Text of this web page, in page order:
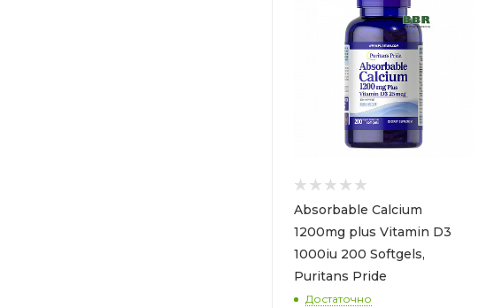
Absorbable Calcium
1200mg plus Vitamin D3
1000iu 200 Softgels,
Puritans Pride
Достаточно